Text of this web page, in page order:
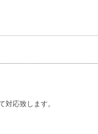
応致します。